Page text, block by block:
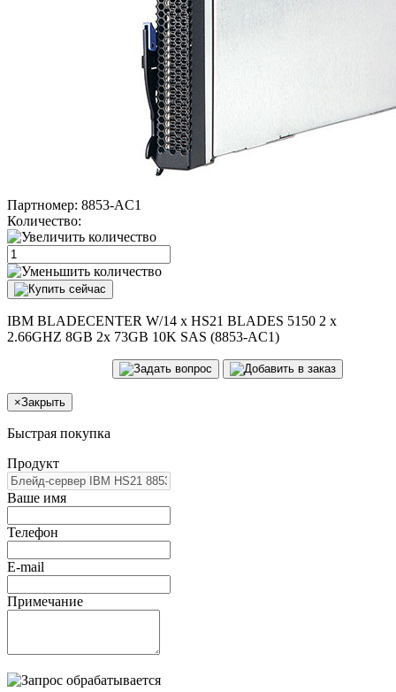
Партномер: 8853-AC1
Количество:
IBM BLADECENTER W/14 x HS21 BLADES 5150 2 x
2.66GHZ 8GB 2x 73GB 10K SAS (8853-AC1)
×Закрыть
Быстрая покупка
Продукт
Ваше имя
Телефон
E-mail
Примечание